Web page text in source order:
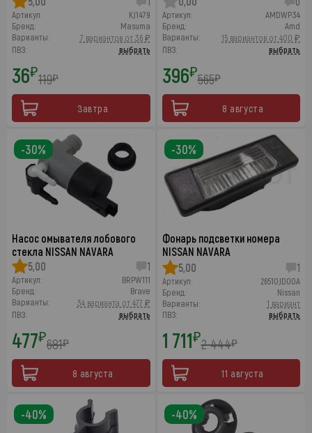
Артикул:
KJ1479
Бренд:
Masuma
Варианты:
7 вариантов от 36 ₽
ПВЗ:
выбрать
36₽119₽
Завтра
Артикул:
AMDWP34
Бренд:
Amd
Варианты:
15 вариантов от 400 ₽
ПВЗ:
выбрать
396₽565₽
8 августа
Насос омывателя лобового
стекла NISSAN NAVARA
5,00
1
Артикул:
BRPW111
Бренд:
Brave
Варианты:
34 варианта от 477 ₽
ПВЗ:
выбрать
477₽681₽
8 августа
-30%
Фонарь подсветки номера
NISSAN NAVARA
5,00
1
Артикул:
26510JD00A
Бренд:
Nissan
Варианты:
1 вариант
ПВЗ:
выбрать
1 711₽2 444₽
11 августа
-30%
-40% -40%